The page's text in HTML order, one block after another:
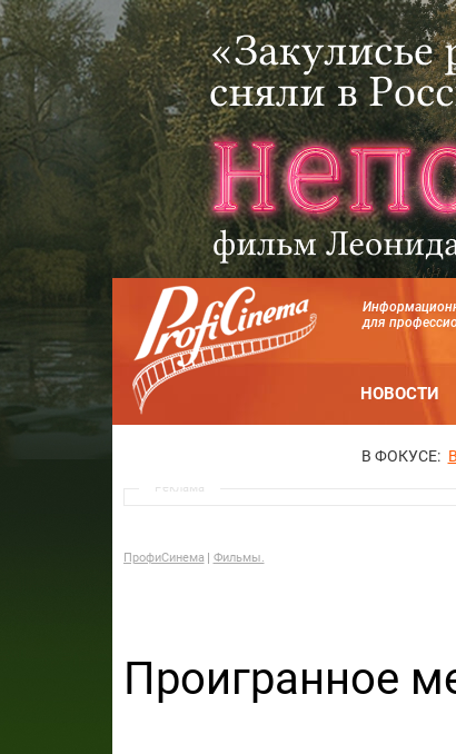
для
НОВОСТИ
В ФОКУСЕ:
Реклама
ПрофиСинема Фильмы.
Проигранное